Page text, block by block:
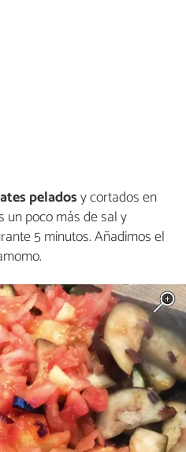
peladosy cortados en
un poco más de sal y
5 minutos. Añadimos el